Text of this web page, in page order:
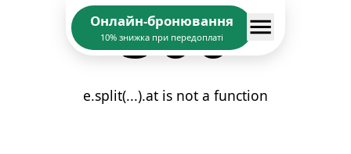
Онлайн-бронювання
10% знижка при передоплаті
500
e.split(...).at is not a function